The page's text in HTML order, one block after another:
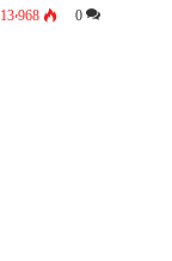
0 13٬968